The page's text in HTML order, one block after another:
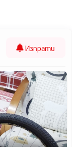
Изпрати